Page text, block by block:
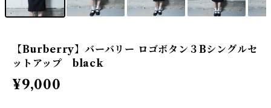
【Burberry】バーバリー ロゴボタン３Bシングルセ
ットアップ black
¥9,000